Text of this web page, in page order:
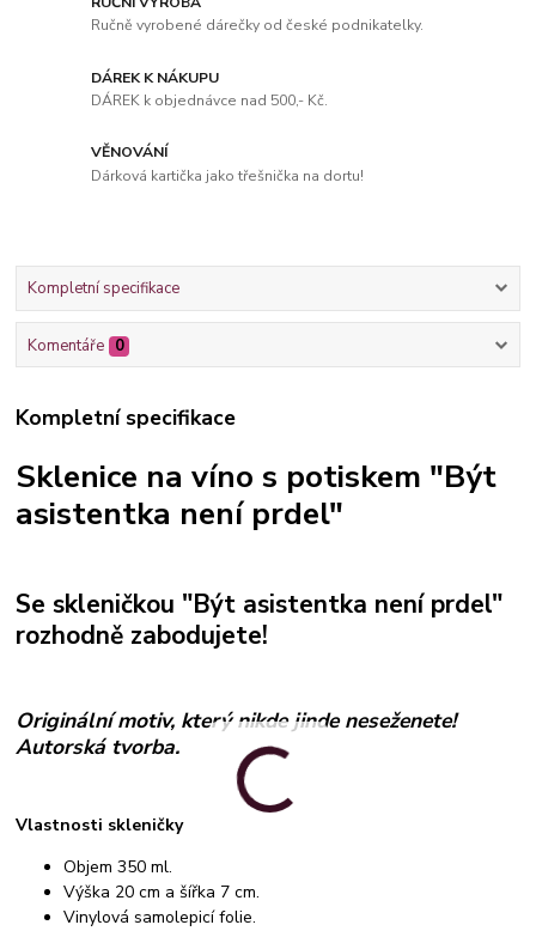
Ručně vyrobené dárečky od české podnikatelky.
DÁREK K NÁKUPU
DÁREK k objednávce nad 500,- Kč.
VĚNOVÁNÍ
Dárková kartička jako třešnička na dortu!
Kompletní specifikace
Komentáře 0
Kompletní specifikace
Sklenice na víno s potiskem "Být
asistentka není prdel"
Se skleničkou "Být asistentka není prdel"
rozhodně zabodujete!
Originální motiv, který nikde jinde neseženete!
Autorská tvorba.
Vlastnosti skleničky
Objem 350 ml.
Výška 20 cm a šířka 7 cm.
Vinylová samolepicí folie.